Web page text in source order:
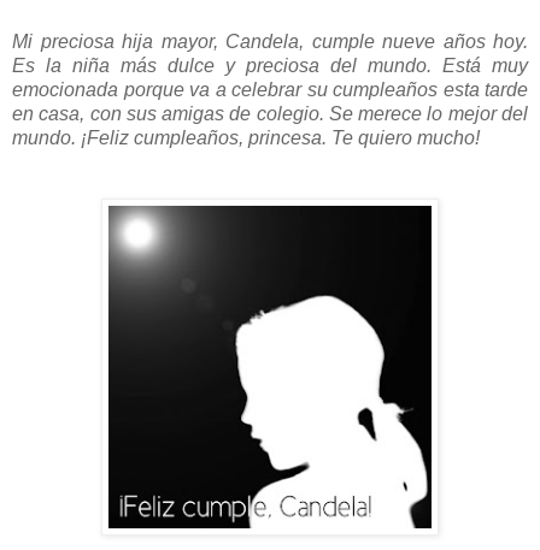
Mi preciosa hija mayor, Candela, cumple nueve años hoy.
Es la niña más dulce y preciosa del mundo. Está muy
emocionada porque va a celebrar su cumpleaños esta tarde
en casa, con sus amigas de colegio. Se merece lo mejor del
mundo. ¡Feliz cumpleaños, princesa. Te quiero mucho!